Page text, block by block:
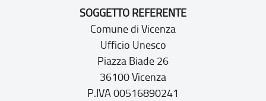
SOGGETTO REFERENTE
Comune di Vicenza
Ufficio Unesco
Piazza Biade 26
36100 Vicenza
P.IVA 00516890241